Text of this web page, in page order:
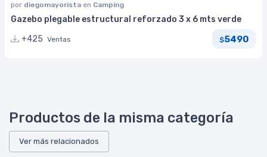
por diegomayorista en Camping
Gazebo plegable estructural reforzado 3 x 6 mts verde
+425 Ventas $5490
Productos de la misma categoría
Ver más relacionados